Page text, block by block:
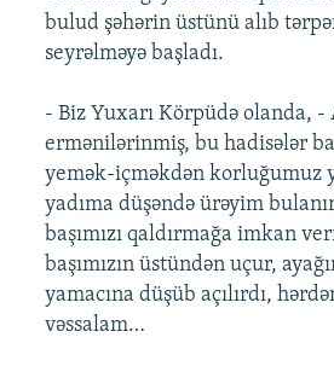
bulud şəhərin üstünü alıb
seyrəlməyə başladı.
- Biz Yuxarı Körpüdə olanda,
ermənilərinmiş, bu hadisələr
yemək-içməkdən korluğumuz
yadıma düşəndə ürəyim
başımızı qaldırmağa imkan
başımızın üstündən uçur,
yamacına düşüb açılırdı,
vəssalam…